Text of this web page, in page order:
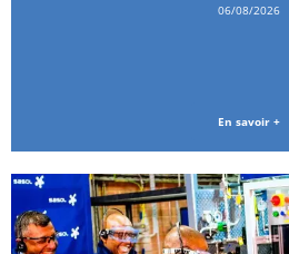
06/08/2026
En savoir +